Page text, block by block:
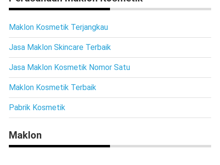
Maklon Kosmetik Terjangkau
Jasa Maklon Skincare Terbaik
Jasa Maklon Kosmetik Nomor Satu
Maklon Kosmetik Terbaik
Pabrik Kosmetik
Maklon